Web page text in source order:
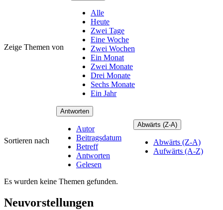
Zeige Themen von
Alle
Heute
Zwei Tage
Eine Woche
Zwei Wochen
Ein Monat
Zwei Monate
Drei Monate
Sechs Monate
Ein Jahr
Sortieren nach
Antworten
Autor
Beitragsdatum
Betreff
Antworten
Gelesen
Abwärts (Z-A)
Abwärts (Z-A)
Aufwärts (A-Z)
Es wurden keine Themen gefunden.
Neuvorstellungen